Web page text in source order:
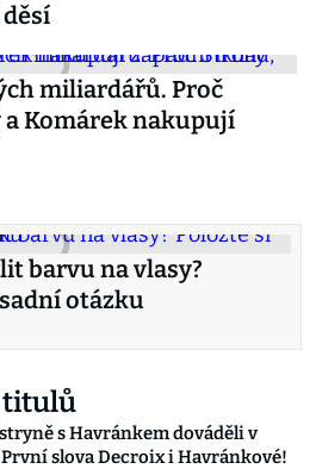
miliardářů. Proč
Komárek nakupují
barvu na vlasy?
otázku
titulů
s Havránkem dováděli v
První slova Decroix i Havránkové!